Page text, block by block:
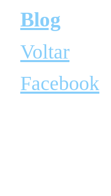
Blog
Voltar
Facebook